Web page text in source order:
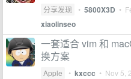
分享发现 • 5800X3D •
xiaolinseo
一套适合 vim 和
换方案
Apple • kxccc • Nov 5,